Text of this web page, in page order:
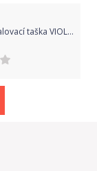
Lorelli Přebalovací taška VIOLA BLACK